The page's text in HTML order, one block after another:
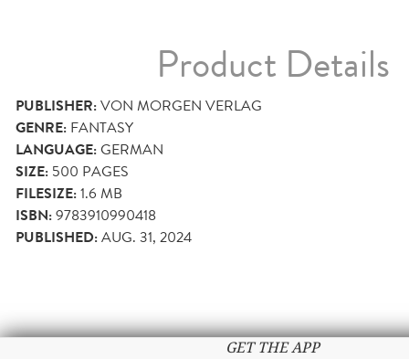
Product Details
PUBLISHER:VON MORGEN VERLAG
GENRE: FANTASY
LANGUAGE:GERMAN
SIZE: 500 PAGES
FILESIZE:1.6 MB
ISBN:9783910990418
PUBLISHED:AUG. 31, 2024
GET THE APP